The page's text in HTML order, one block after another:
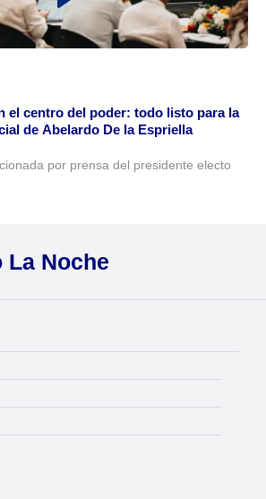
el centro del poder: todo listo para la
de Abelardo De la Espriella
por prensa del presidente electo
La Noche